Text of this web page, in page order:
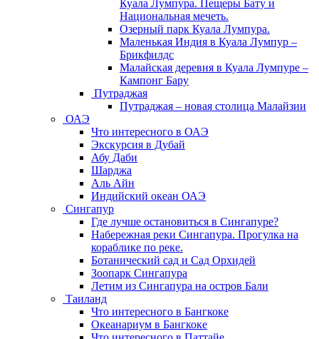
Куала Лумпура. Пещеры Бату и
Национальная мечеть.
Озерный парк Куала Лумпура.
Маленькая Индия в Куала Лумпур –
Брикфилдс
Малайская деревня в Куала Лумпуре –
Кампонг Бару
Путраджая
Путраджая – новая столица Малайзии
ОАЭ
Что интересного в ОАЭ
Экскурсия в Дубай
Абу Даби
Шарджа
Аль Айн
Индийский океан ОАЭ
Сингапур
Где лучше остановиться в Сингапуре?
Набережная реки Сингапура. Прогулка на
кораблике по реке.
Ботанический сад и Сад Орхидей
Зоопарк Сингапура
Летим из Сингапура на остров Бали
Таиланд
Что интересного в Бангкоке
Океанариум в Бангкоке